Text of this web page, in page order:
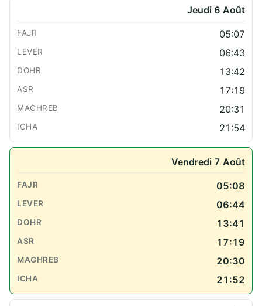
Jeudi 6 Août
05:07
06:43
13:42
17:19
20:31
21:54
Vendredi 7 Août
05:08
06:44
13:41
17:19
20:30
21:52